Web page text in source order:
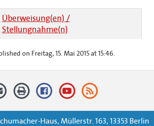
Überweisung(en) /
Stellungnahme(n)
on Freitag, 15. Mai 2015 at 15:46.
Haus, Müllerstr. 163, 13353 Berlin